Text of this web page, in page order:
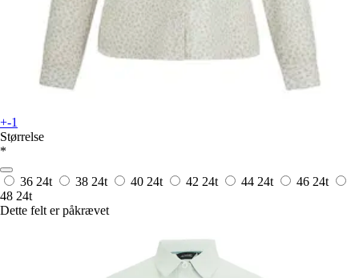
+-1
Størrelse
*
36 24t 38 24t 40 24t 42 24t 44 24t 46 24t
48 24t
Dette felt er påkrævet